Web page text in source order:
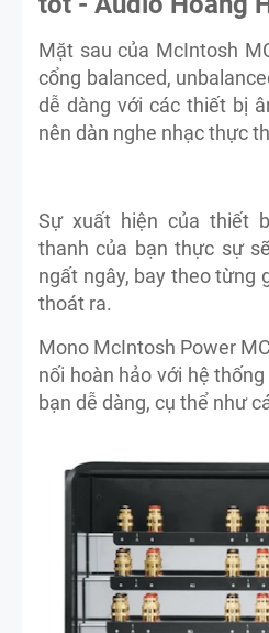
Mặt sau của McIntosh
cổng balanced,
dễ dàng với các thiết bị
nên dàn nghe nhạc thực
Sự xuất hiện của thiết
thanh của bạn thực sự
ngất ngây, bay theo từng
thoát ra.
Mono McIntosh Power
nối hoàn hảo với hệ
bạn dễ dàng, cụ thể như